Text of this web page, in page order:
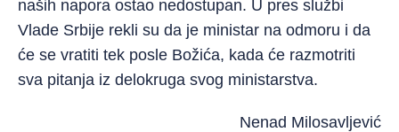
naših napora ostao nedostupan. U pres službi
Vlade Srbije rekli su da je ministar na odmoru i da
će se vratiti tek posle Božića, kada će razmotriti
sva pitanja iz delokruga svog ministarstva.
Nenad Milosavljević